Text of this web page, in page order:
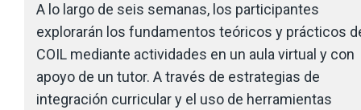
A lo largo de seis semanas, los participantes
explorarán los fundamentos teóricos y prácticos
COIL mediante actividades en un aula virtual y con
apoyo de un tutor. A través de estrategias de
integración curricular y el uso de herramientas